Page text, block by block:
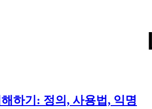
하기: 정의, 사용법, 익명